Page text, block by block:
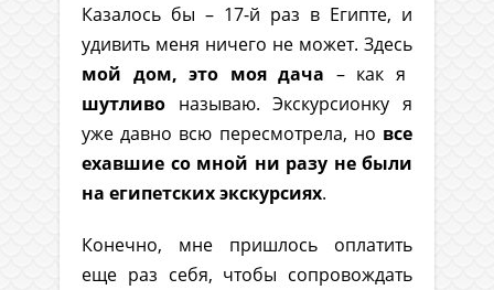
Казалось бы – 17-й раз в Египте, и
удивить меня ничего не может. Здесь
мой дом, это моя дача – как я
шутливо называю. Экскурсионку я
уже давно всю пересмотрела, но все
ехавшие со мной ни разу не были
на египетских экскурсиях.
Конечно, мне пришлось оплатить
еще раз себя, чтобы сопровождать